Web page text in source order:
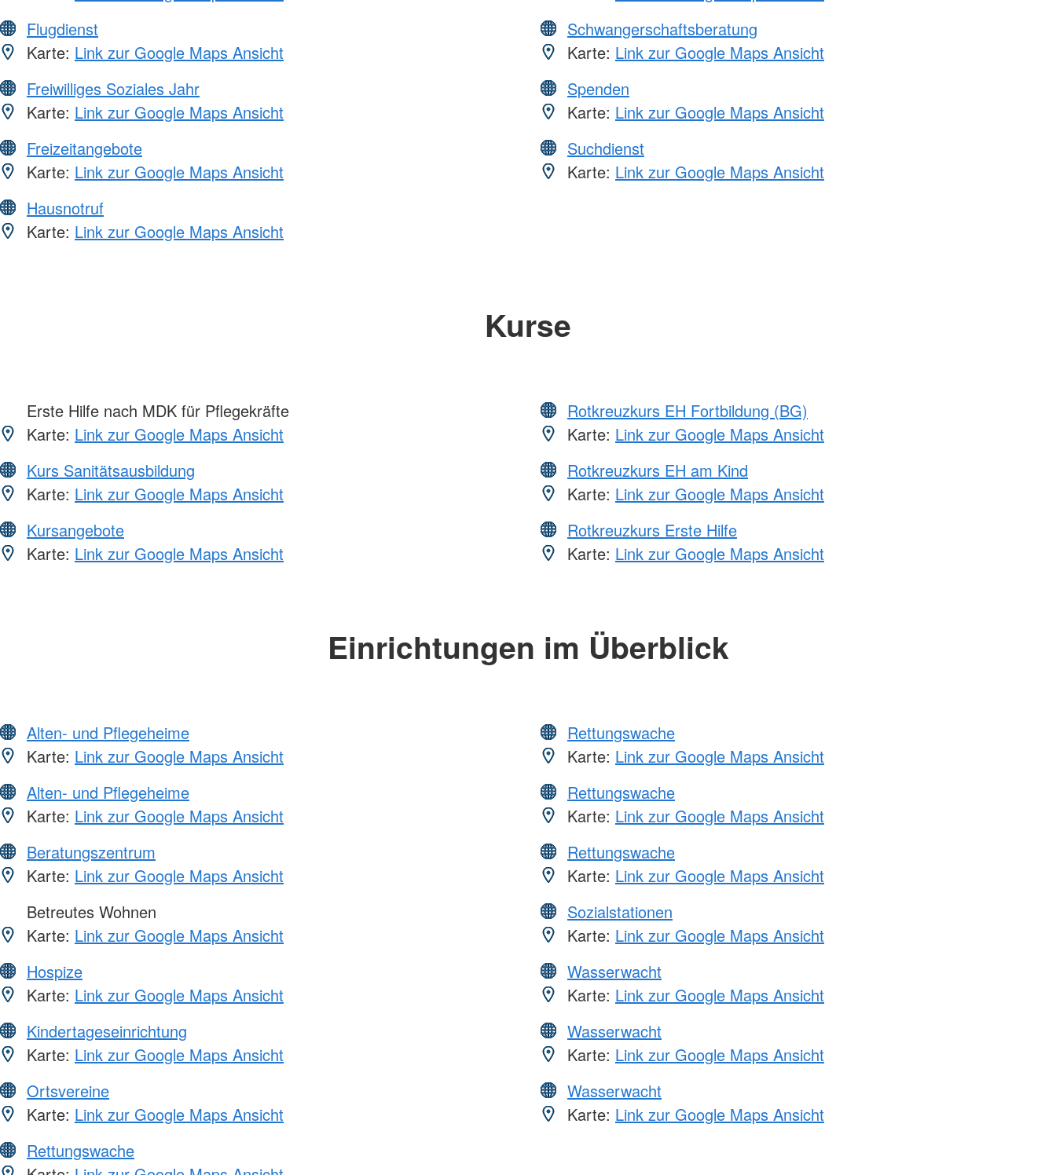
Flugdienst
Karte: Link zur Google Maps Ansicht
Freiwilliges Soziales Jahr
Karte: Link zur Google Maps Ansicht
Freizeitangebote
Karte: Link zur Google Maps Ansicht
Hausnotruf
Karte: Link zur Google Maps Ansicht
Schwangerschaftsberatung
Karte: Link zur Google Maps Ansicht
Spenden
Karte: Link zur Google Maps Ansicht
Suchdienst
Karte: Link zur Google Maps Ansicht
Kurse
Erste Hilfe nach MDK für Pflegekräfte
Karte: Link zur Google Maps Ansicht
Kurs Sanitätsausbildung
Karte: Link zur Google Maps Ansicht
Kursangebote
Karte: Link zur Google Maps Ansicht
Rotkreuzkurs EH Fortbildung (BG)
Karte: Link zur Google Maps Ansicht
Rotkreuzkurs EH am Kind
Karte: Link zur Google Maps Ansicht
Rotkreuzkurs Erste Hilfe
Karte: Link zur Google Maps Ansicht
Einrichtungen im Überblick
Alten- und Pflegeheime
Karte: Link zur Google Maps Ansicht
Alten- und Pflegeheime
Karte: Link zur Google Maps Ansicht
Beratungszentrum
Karte: Link zur Google Maps Ansicht
Betreutes Wohnen
Karte: Link zur Google Maps Ansicht
Hospize
Karte: Link zur Google Maps Ansicht
Kindertageseinrichtung
Karte: Link zur Google Maps Ansicht
Ortsvereine
Karte: Link zur Google Maps Ansicht
Rettungswache
Rettungswache
Karte: Link zur Google Maps Ansicht
Rettungswache
Karte: Link zur Google Maps Ansicht
Rettungswache
Karte: Link zur Google Maps Ansicht
Sozialstationen
Karte: Link zur Google Maps Ansicht
Wasserwacht
Karte: Link zur Google Maps Ansicht
Wasserwacht
Karte: Link zur Google Maps Ansicht
Wasserwacht
Karte: Link zur Google Maps Ansicht